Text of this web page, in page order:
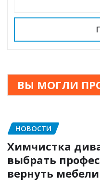
ВЫ МОГЛИ
НОВОСТИ
Химчистка
выбрать
вернуть